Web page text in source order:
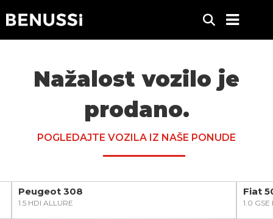
Nažalost vozilo je
prodano.
POGLEDAJTE VOZILA IZ NAŠE PONUDE
Peugeot 308
1.5 HDI ALLURE
Fiat
1.0